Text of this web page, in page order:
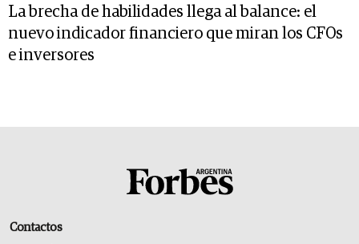
La brecha de habilidades llega al balance: el
nuevo indicador financiero que miran los CFOs
e inversores
Contactos